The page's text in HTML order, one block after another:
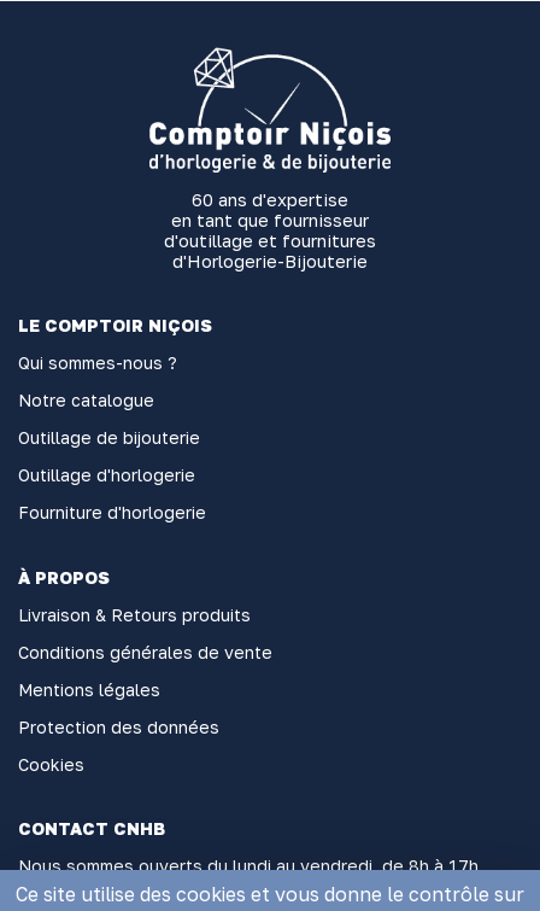
60 ans d'expertise
en tant que fournisseur
d'outillage et fournitures
d'Horlogerie-Bijouterie
LE COMPTOIR NIÇOIS
Qui sommes-nous ?
Notre catalogue
Outillage de bijouterie
Outillage d'horlogerie
Fourniture d'horlogerie
À PROPOS
Livraison & Retours produits
Conditions générales de vente
Mentions légales
Protection des données
Cookies
CONTACT CNHB
Nous sommes ouverts du lundi au vendredi, de 8h à 17h
sans interruption
Ce site utilise des cookies et vous donne le contrôle sur